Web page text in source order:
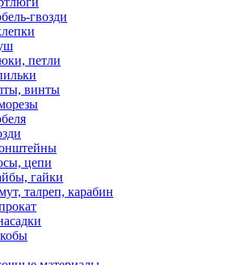
гвозди
петли
винты
цепи
гайки
талреп, карабин